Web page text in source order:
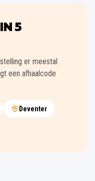
5
er meestal
een afhaalcode
Deventer